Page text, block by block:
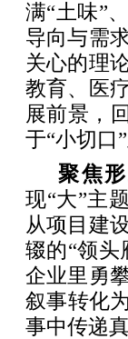
满“土味”
导向与需
关心的理
教育、医
展前景，
于“小切口
聚焦
现“大”主
从项目建
辍的“领头
企业里勇
叙事转化
事中传递